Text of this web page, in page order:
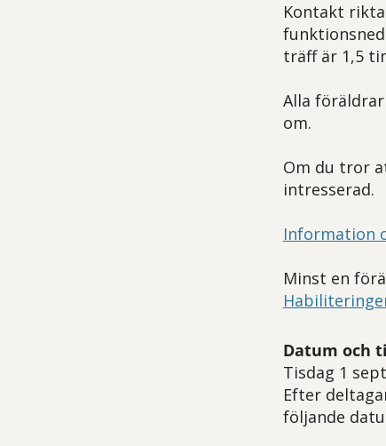
Kontakt
träff är 1,5
Alla
om.
Om du tror
intresserad.
Information
Minst en
Datum och
Tisdag 1
Efter
följande